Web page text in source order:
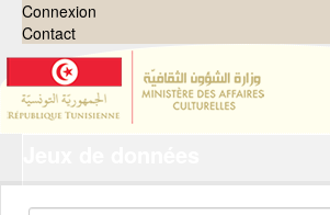
Connexion
Contact
Organisations